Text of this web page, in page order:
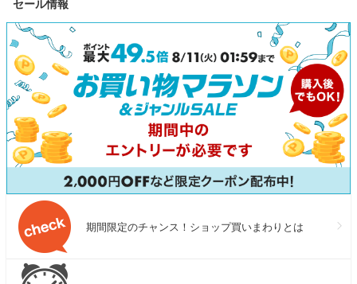
セール情報
期間限定のチャンス！ショップ買いまわりとは